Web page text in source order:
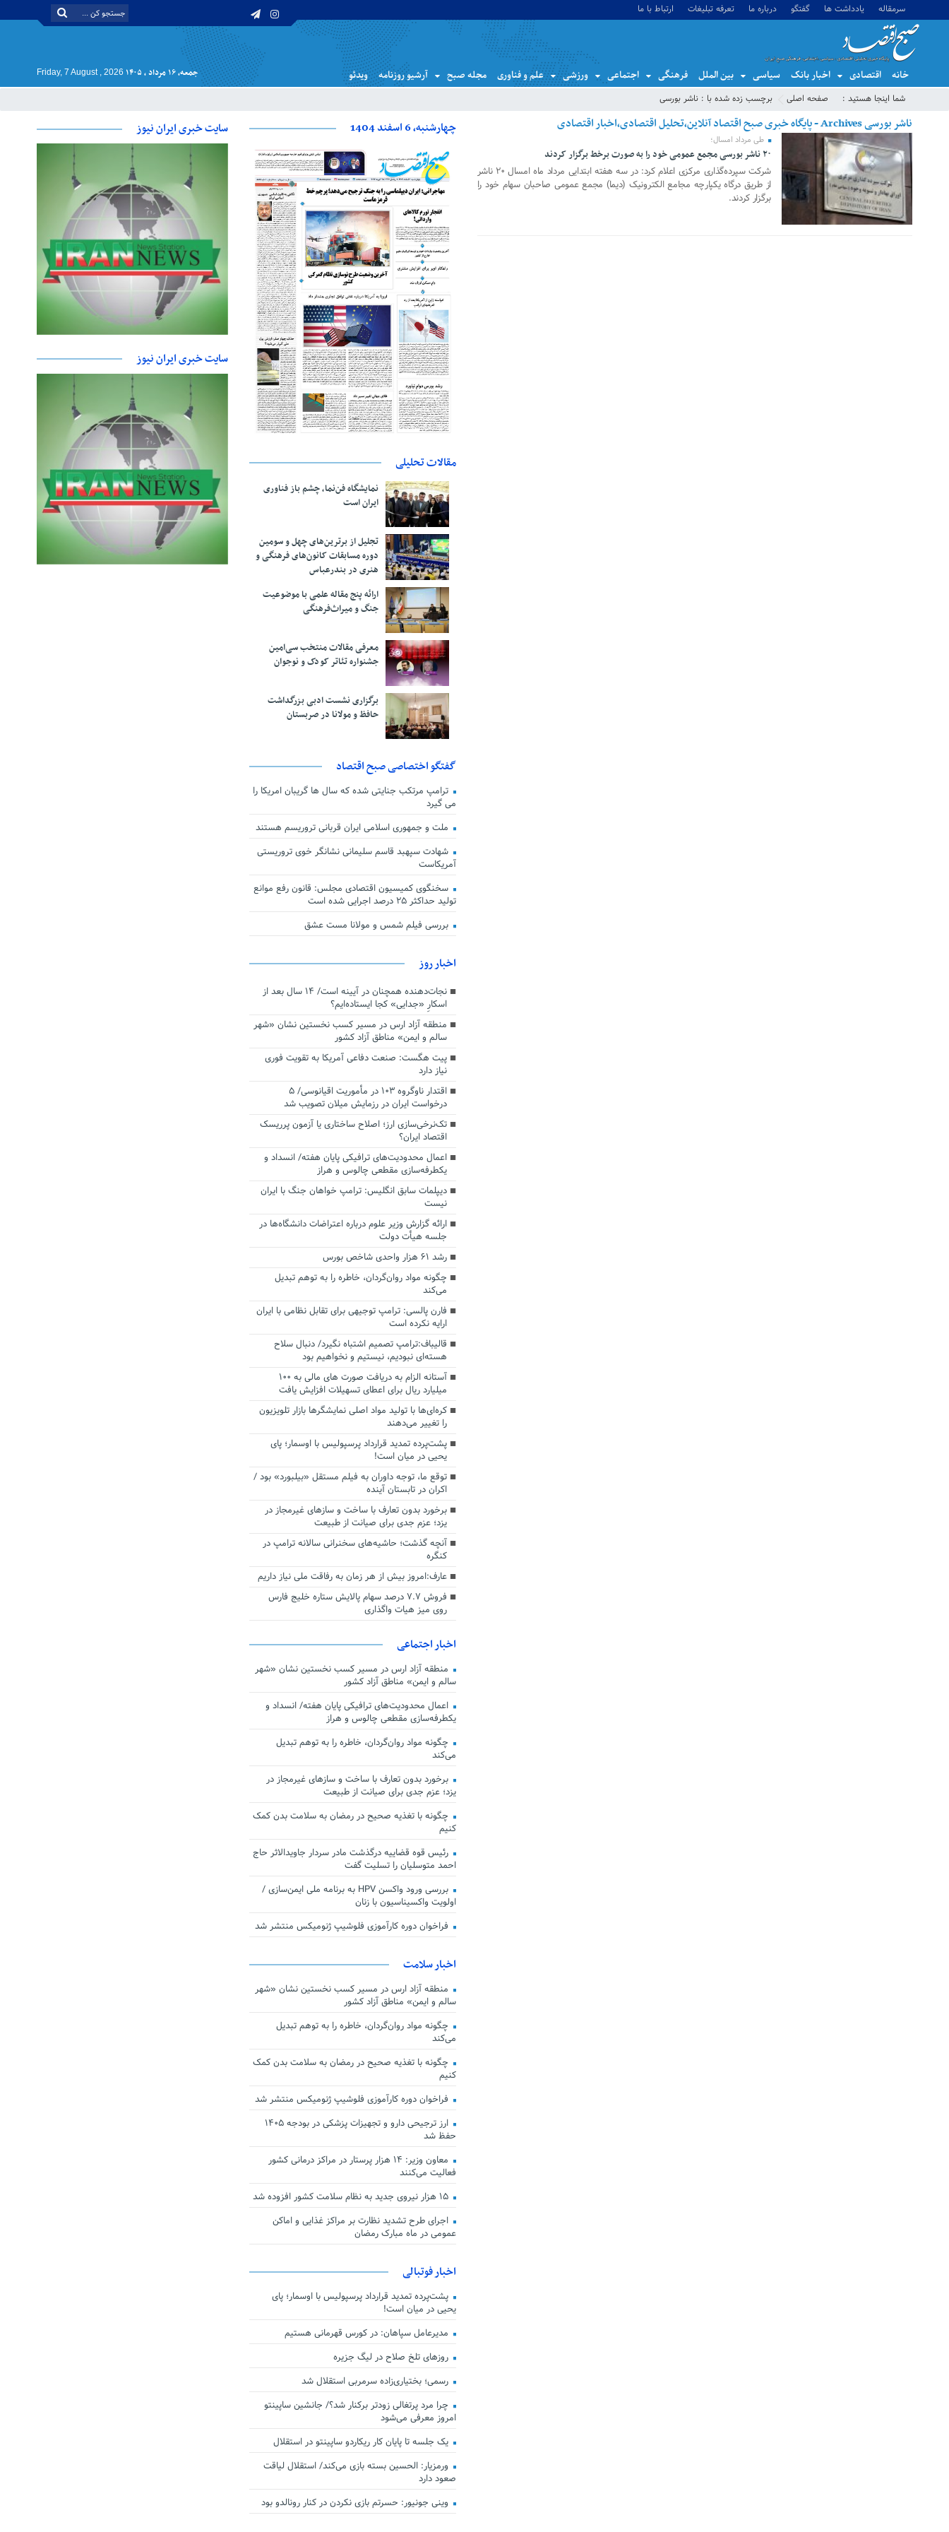
سرمقاله یادداشت ها گفتگو درباره ما تعرفه تبلیغات ارتباط با ما
خانه اقتصادی اخبار بانک سیاسی بین الملل فرهنگی اجتماعی ورزشی علم و فناوری مجله صبح آرشیو روزنامه ویدئو جمعه, ۱۶ مرداد , ۱۴۰۵ Friday, 7 August , 2026
شما اینجا هستید : صفحه اصلی برچسب زده شده با : ناشر بورسی
ناشر بورسی Archives - پایگاه خبری صبح اقتصاد آنلاین،تحلیل اقتصادی،اخبار اقتصادی
12 آگوست 2025
طی مرداد امسال؛
۲۰ ناشر بورسی مجمع عمومی خود را به صورت برخط برگزار کردند
شرکت سپرده‌گذاری مرکزی اعلام کرد: در سه هفته ابتدایی مرداد ماه امسال ۲۰ ناشر
از طریق درگاه یکپارچه مجامع الکترونیک (دیما) مجمع عمومی صاحبان سهام خود را
برگزار کردند.
چهارشنبه، 6 اسفند 1404
مقالات تحلیلی
نمایشگاه فن‌نما، چشم باز فناوری
ایران است
تجلیل از بر‌ترین‌های چهل و سومین
دوره مسابقات کانون‌های فرهنگی و
هنری در بندرعباس
ارائه پنج مقاله علمی با موضوعیت
جنگ و میراث‌فرهنگی
معرفی مقالات منتخب سی‌امین
جشنواره تئاتر کودک و نوجوان
برگزاری نشست ادبی بزرگداشت
حافظ و مولانا در صربستان
گفتگو اختصاصی صبح اقتصاد
ترامپ مرتکب جنایتی شده که سال ها گریبان امریکا را
می گیرد
ملت و جمهوری اسلامی ایران قربانی تروریسم هستند
شهادت سپهبد قاسم سلیمانی نشانگر خوی تروریستی
آمریکاست
سخنگوی کمیسیون اقتصادی مجلس: قانون رفع موانع
تولید حداکثر ۲۵ درصد اجرایی شده است
بررسی فیلم شمس و مولانا مست عشق
اخبار روز
نجات‌دهنده‌ همچنان در آیینه است/ ۱۴ سال بعد از
اسکارِ «جدایی» کجا ایستاده‌ایم؟
منطقه آزاد ارس در مسیر کسب نخستین نشان «شهر
سالم و ایمن» مناطق آزاد کشور
پیت هگست: صنعت دفاعی آمریکا به تقویت فوری
نیاز دارد
اقتدار ناوگروه ۱۰۳ در مأموریت‌ اقیانوسی/ ۵
درخواست ایران در رزمایش میلان تصویب شد
تک‌نرخی‌سازی ارز؛ اصلاح ساختاری یا آزمون پرریسک
اقتصاد ایران؟
اعمال محدودیت‌های ترافیکی پایان هفته/ انسداد و
یکطرفه‌سازی مقطعی چالوس و هراز
دیپلمات سابق انگلیس:‌ ترامپ خواهان جنگ با ایران
نیست
ارائه گزارش وزیر علوم درباره اعتراضات دانشگاه‌ها در
جلسه هیأت دولت
رشد ۶۱ هزار واحدی شاخص بورس
چگونه مواد روان‌گردان، خاطره را به توهم تبدیل
می‌کند
فارن پالسی: ترامپ توجیهی برای تقابل نظامی با ایران
ارایه نکرده است
قالیباف:ترامپ تصمیم اشتباه نگیرد/ دنبال سلاح
هسته‌ای نبودیم، نیستیم و نخواهیم بود
آستانه الزام به دریافت صورت های مالی به ۱۰۰
میلیارد ریال برای اعطای تسهیلات افزایش یافت
کره‌ای‌ها با تولید مواد اصلی نمایشگرها بازار تلویزیون
را تغییر می‌دهند
پشت‌پرده تمدید قرارداد پرسپولیس با اوسمار؛ پای
یحیی در میان است!
توقع ما، توجه داوران به فیلم مستقل «بیلبورد» بود /
اکران در تابستان آینده
برخورد بدون تعارف با ساخت‌ و سازهای غیرمجاز در
یزد؛ عزم جدی برای صیانت از طبیعت
آنچه گذشت؛ حاشیه‌های سخنرانی سالانه ترامپ در
کنگره
عارف:امروز بیش از هر زمان به رفاقت ملی نیاز داریم
فروش ۷.۷ درصد سهام پالایش ستاره خلیج فارس
روی میز هیات واگذاری
اخبار اجتماعی
منطقه آزاد ارس در مسیر کسب نخستین نشان «شهر
سالم و ایمن» مناطق آزاد کشور
اعمال محدودیت‌های ترافیکی پایان هفته/ انسداد و
یکطرفه‌سازی مقطعی چالوس و هراز
چگونه مواد روان‌گردان، خاطره را به توهم تبدیل
می‌کند
برخورد بدون تعارف با ساخت‌ و سازهای غیرمجاز در
یزد؛ عزم جدی برای صیانت از طبیعت
چگونه با تغذیه صحیح در رمضان به سلامت بدن کمک
کنیم
رئیس قوه قضاییه درگذشت مادر سردار جاویدالاثر حاج
احمد متوسلیان را تسلیت گفت
بررسی ورود واکسن HPV به برنامه ملی ایمن‌سازی /
اولویت واکسیناسیون با زنان
فراخوان دوره کارآموزی فلوشیپ ژنومیکس منتشر شد
اخبار سلامت
منطقه آزاد ارس در مسیر کسب نخستین نشان «شهر
سالم و ایمن» مناطق آزاد کشور
چگونه مواد روان‌گردان، خاطره را به توهم تبدیل
می‌کند
چگونه با تغذیه صحیح در رمضان به سلامت بدن کمک
کنیم
فراخوان دوره کارآموزی فلوشیپ ژنومیکس منتشر شد
ارز ترجیحی دارو و تجهیزات پزشکی در بودجه ۱۴۰۵
حفظ شد
معاون وزیر: ۱۴ هزار پرستار در مراکز درمانی کشور
فعالیت می‌کنند
۱۵ هزار نیروی جدید به نظام سلامت کشور افزوده شد
اجرای طرح تشدید نظارت بر مراکز غذایی و اماکن
عمومی در ماه مبارک رمضان
اخبار فوتبالی
پشت‌پرده تمدید قرارداد پرسپولیس با اوسمار؛ پای
یحیی در میان است!
مدیرعامل سپاهان: در کورس قهرمانی هستیم
روزهای تلخ صلاح در لیگ جزیره
رسمی؛ بختیاری‌زاده سرمربی استقلال شد
چرا مرد پرتغالی زودتر برکنار شد؟/ جانشین ساپینتو
امروز معرفی می‌شود
یک جلسه تا پایان کار ریکاردو ساپینتو در استقلال
ورمزیار: الحسین بسته بازی می‌کند/ استقلال لیاقت
صعود دارد
وینی جونیور: حسرتم بازی نکردن در کنار رونالدو بود
سایت خبری ایران نیوز
سایت خبری ایران نیوز